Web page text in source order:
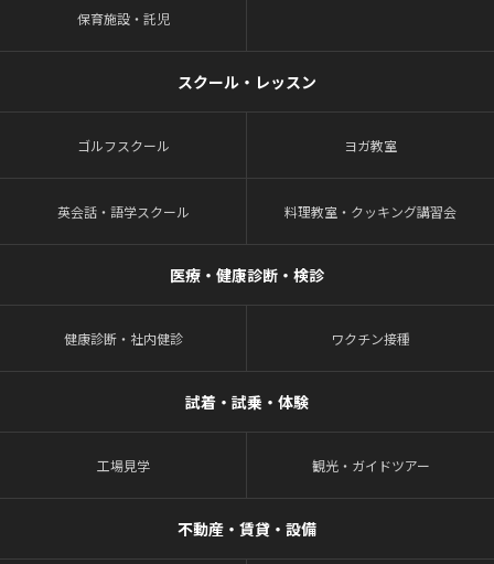
保育施設・託児
スクール・レッスン
ゴルフスクール ヨガ教室
英会話・語学スクール 料理教室・クッキング講習会
医療・健康診断・検診
健康診断・社内健診 ワクチン接種
試着・試乗・体験
工場見学 観光・ガイドツアー
不動産・賃貸・設備